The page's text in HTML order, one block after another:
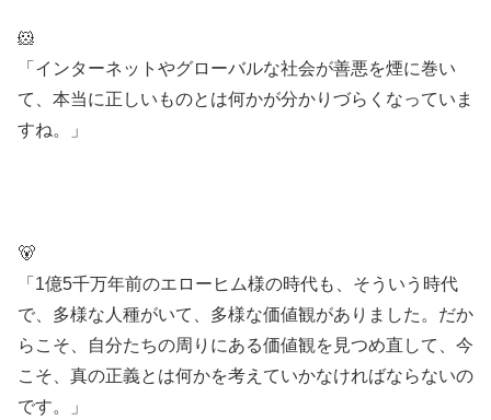
🐹
「インターネットやグローバルな社会が善悪を煙に巻い
て、本当に正しいものとは何かが分かりづらくなっていま
すね。」
🐻
「1億5千万年前のエローヒム様の時代も、そういう時代
で、多様な人種がいて、多様な価値観がありました。だか
らこそ、自分たちの周りにある価値観を見つめ直して、今
こそ、真の正義とは何かを考えていかなければならないの
です。」